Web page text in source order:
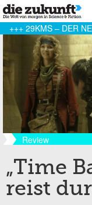
+++ 29KMS – DER
Review
„Time
reist